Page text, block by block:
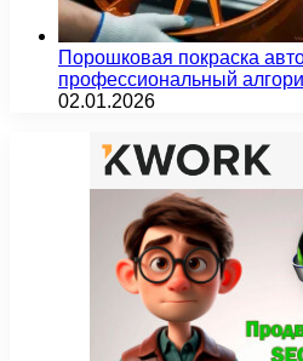
Порошковая покраска
профессиональный
02.01.2026